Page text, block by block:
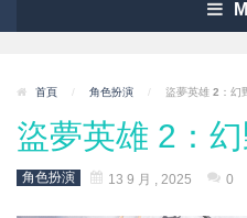
首頁 / 角色扮演 / 盜夢英雄 2：幻
盜夢英雄 2：
角色扮演 13 9 月 , 2025 0